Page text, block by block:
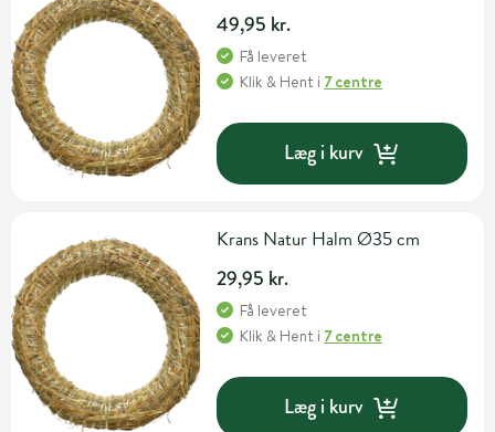
49,95 kr.
Få leveret
Klik & Hent i 7 centre
Læg i kurv
Krans Natur Halm Ø35 cm
29,95 kr.
Få leveret
Klik & Hent i 7 centre
Læg i kurv